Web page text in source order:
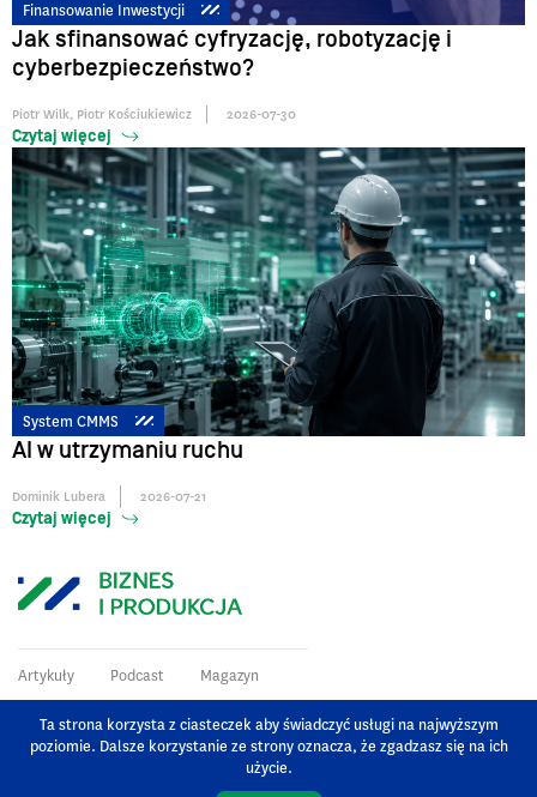
Finansowanie Inwestycji
Jak sfinansować cyfryzację, robotyzację i
cyberbezpieczeństwo?
Piotr Wilk, Piotr Kościukiewicz 2026-07-30
Czytaj więcej
System CMMS
AI w utrzymaniu ruchu
Dominik Lubera 2026-07-21
Czytaj więcej
Artykuły Podcast Magazyn
Magazyn Biznes i Produkcja. Trendy Przemysłu 4.0, informacje o automatyzacji,
cyfryzacji, robotyzacji i intralogistyce. Nowe technologie i strategie, które zapewnią
Twojej firmie konkurencyjną przewagę.
Dołącz do społeczności BiP i rozwijaj swoje kompetencje!
Ta strona korzysta z ciasteczek aby świadczyć usługi na najwyższym
poziomie. Dalsze korzystanie ze strony oznacza, że zgadzasz się na ich
użycie.